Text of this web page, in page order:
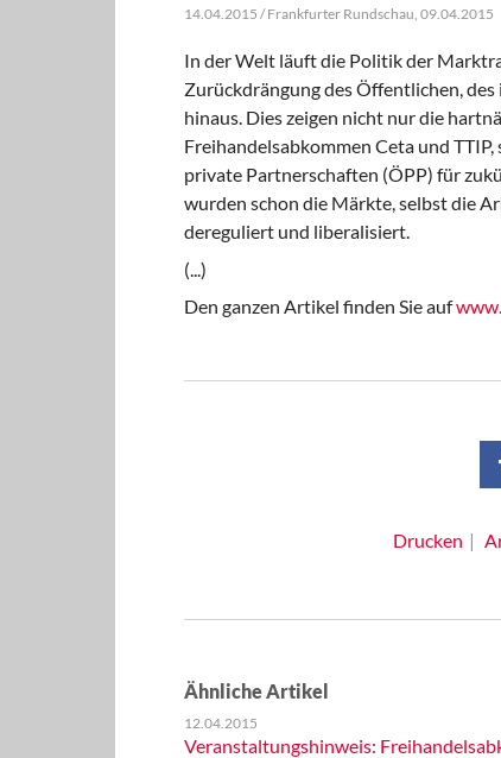
14.04.2015 / Frankfurter Rundschau, 09.04.2015
In der Welt läuft die Politik der
Zurückdrängung des Öffentlichen,
hinaus. Dies zeigen nicht nur die
Freihandelsabkommen Ceta und
private Partnerschaften (ÖPP) für
wurden schon die Märkte, selbst die
dereguliert und liberalisiert.
(...)
Den ganzen Artikel finden Sie auf
Drucken
Ähnliche Artikel
12.04.2015
Veranstaltungshinweis: